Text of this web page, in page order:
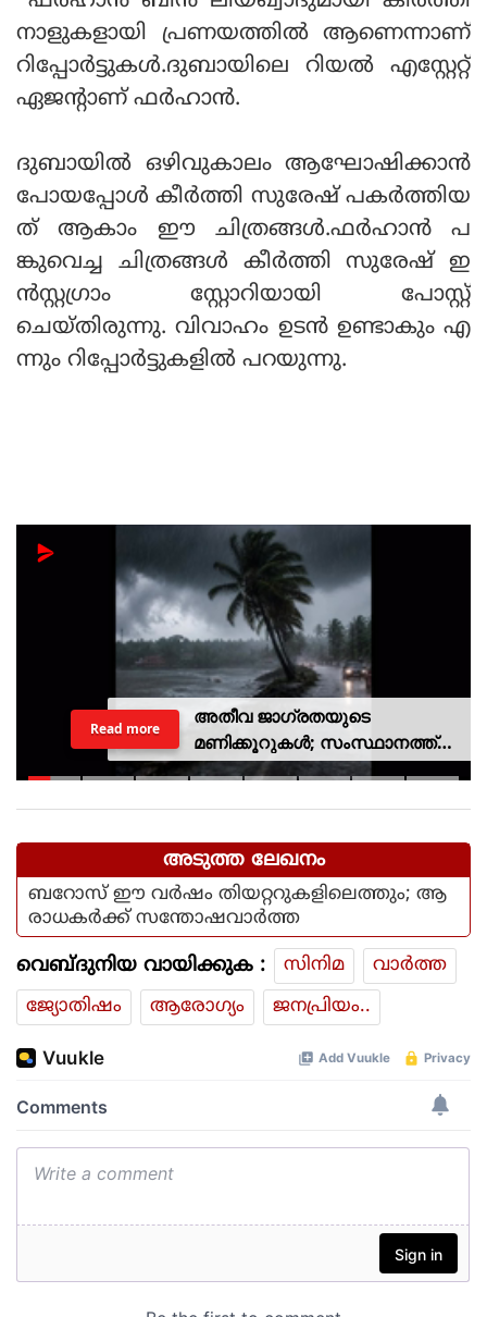
നാളുകളായി പ്രണയത്തില്‍ ആണെന്നാണ്
റിപ്പോര്‍ട്ടുകള്‍.ദുബായിലെ റിയല്‍ എസ്റ്റേറ്റ്
ഏജന്റാണ് ഫര്‍ഹാന്‍.
ദുബായില്‍ ഒഴിവുകാലം ആഘോഷിക്കാന്‍
പോയപ്പോള്‍ കീര്‍ത്തി സുരേഷ് പകര്‍ത്തിയ
ത് ആകാം ഈ ചിത്രങ്ങള്‍.ഫര്‍ഹാന്‍ പ
ങ്കുവെച്ച ചിത്രങ്ങള്‍ കീര്‍ത്തി സുരേഷ് ഇ
ന്‍സ്റ്റഗ്രാം സ്റ്റോറിയായി പോസ്റ്റ്
ചെയ്തിരുന്നു. വിവാഹം ഉടന്‍ ഉണ്ടാകും എ
ന്നും റിപ്പോര്‍ട്ടുകളില്‍ പറയുന്നു.
അതീവ ജാഗ്രതയുടെ
മണിക്കൂറുകൾ; സംസ്ഥാനത്ത്
റെഡ് അലർട്ട്, ശക്തമായ
Read more
അടുത്ത ലേഖനം
ബറോസ് ഈ വര്‍ഷം തിയറ്ററുകളിലെത്തും; ആ
രാധകര്‍ക്ക് സന്തോഷവാര്‍ത്ത
വെബ്ദുനിയ വായിക്കുക : സിനിമ
വാര്‍ത്ത
ജ്യോതിഷം
ആരോഗ്യം ജനപ്രിയം..